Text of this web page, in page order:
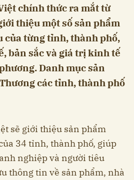
chính thức ra mắt từ
thiệu một số sản phẩm
của từng tỉnh, thành phố,
bản sắc và giá trị kinh tế
Danh mục sản
các tỉnh, thành phố
sẽ giới thiệu sản phẩm
34 tỉnh, thành phố, giúp
nghiệp và người tiêu
thông tin về sản phẩm, nhà